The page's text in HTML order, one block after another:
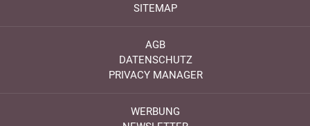
SITEMAP
AGB
DATENSCHUTZ
PRIVACY MANAGER
WERBUNG